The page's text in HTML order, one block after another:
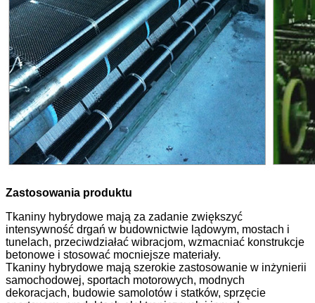
Zastosowania produktu
Tkaniny hybrydowe mają za zadanie zwiększyć
intensywność drgań w budownictwie lądowym, mostach i
tunelach, przeciwdziałać wibracjom, wzmacniać konstrukcje
betonowe i stosować mocniejsze materiały.
Tkaniny hybrydowe mają szerokie zastosowanie w inżynierii
samochodowej, sportach motorowych, modnych
dekoracjach, budowie samolotów i statków, sprzęcie